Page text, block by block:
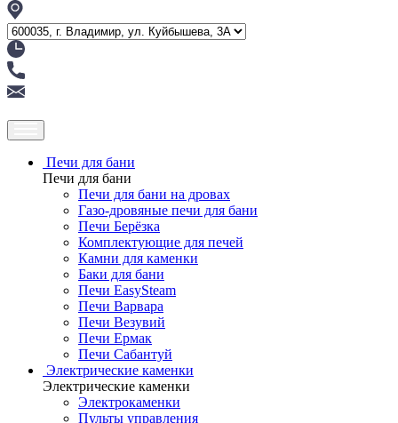
Печи для бани
Печи для бани
Печи для бани на дровах
Газо-дровяные печи для бани
Печи Берёзка
Комплектующие для печей
Камни для каменки
Баки для бани
Печи EasySteam
Печи Варвара
Печи Везувий
Печи Ермак
Печи Сабантуй
Электрические каменки
Электрические каменки
Электрокаменки
Пульты управления